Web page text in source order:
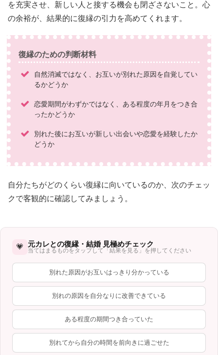
を充実させ、新しい人と接する機会も閉ざさないこと。心
の余裕が、結果的に復縁の引力を高めてくれます。
復縁のための判断材料
自然消滅ではなく、お互いが別れた原因を自覚してい
るかどうか
恋愛期間がわずかではなく、ある程度の年月をつき合
ったかどうか
別れた後にお互いが新しい出会いや恋愛を経験したか
どうか
自分たちがどのくらい復縁に向いているのか、次のチェッ
クで客観的に確認してみましょう。
💗 元カレとの復縁・結婚 見極めチェック
当てはまるものをタップして「結果を見る」を押してください
別れた原因がお互いはっきり分かっている
別れの原因を自分なりに改善できている
ある程度の期間つき合っていた
別れてから自分の時間を前向きに過ごせた